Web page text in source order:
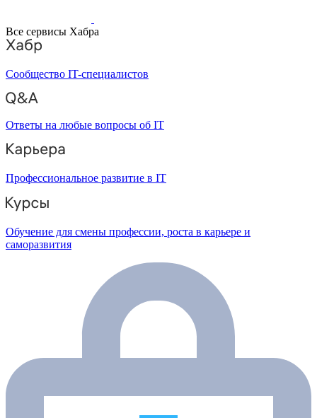
Все сервисы Хабра
Сообщество IT-специалистов
Ответы на любые вопросы об IT
Профессиональное развитие в IT
Обучение для смены профессии, роста в карьере и
саморазвития